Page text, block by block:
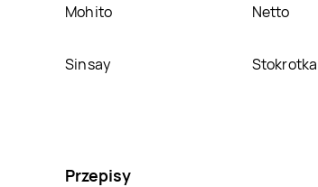
Mohito Netto
Sinsay Stokrotka
Przepisy